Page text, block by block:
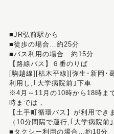
■JR弘前駅から
■徒歩の場合…約25分
■バス利用の場合…約15分
【路線バス】６番のりば
[駒越線][枯木平線][弥生･新岡･
利用し,｢大学病院前｣下車
※4月～11月の10時から18時ま
時までは，
【土手町循環バス】が利用でき
（10分間隔で運行,｢大学病院前｣
■タクシー利用の場合…約10分